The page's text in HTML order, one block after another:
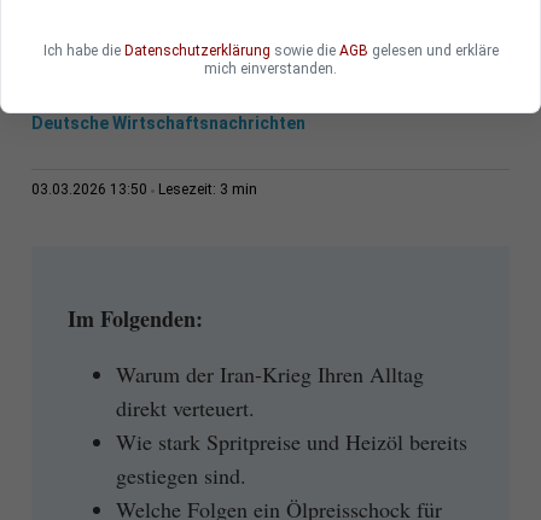
Deutsche Wirtschaftsnachrichten
03.03.2026 13:50 Lesezeit: 3 min
Im Folgenden:
Warum der Iran-Krieg Ihren Alltag
direkt verteuert.
Wie stark Spritpreise und Heizöl bereits
gestiegen sind.
Welche Folgen ein Ölpreisschock für
Ich habe die Datenschutzerklärung sowie die AGB gelesen und erkläre
mich einverstanden.